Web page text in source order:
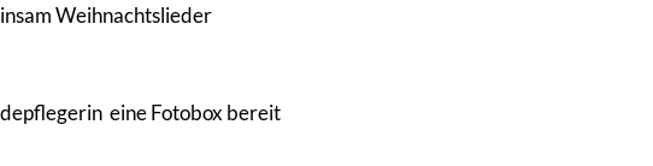
Weihnachtslieder
eine Fotobox bereit